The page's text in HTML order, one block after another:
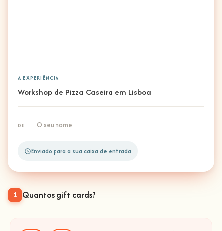
1 Quantos gift cards?
A EXPERIÊNCIA
Workshop de Pizza Caseira em Lisboa
DE O seu nome
Enviado para a sua caixa de entrada